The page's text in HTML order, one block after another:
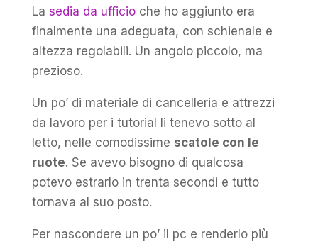
La sedia da ufficioche ho aggiunto era
finalmente una adeguata, con schienale e
altezza regolabili. Un angolo piccolo, ma
prezioso.
Un po’ di materiale di cancelleria e attrezzi
da lavoro per i tutorial li tenevo sotto al
letto, nelle comodissime scatole con le
ruote. Se avevo bisogno di qualcosa
potevo estrarlo in trenta secondi e tutto
tornava al suo posto.
Per nascondere un po’ il pc e renderlo più